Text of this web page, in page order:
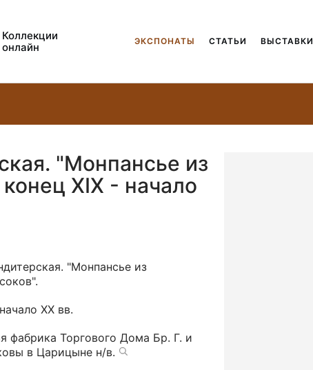
Коллекции
онлайн
ЭКСПОНАТЫ СТАТЬИ ВЫСТАВКИ
"Монпансье из
ХIХ - начало
"Монпансье из
ХХ вв.
фабрика Торгового Дома Бр. Г. и
в Царицыне н/в.